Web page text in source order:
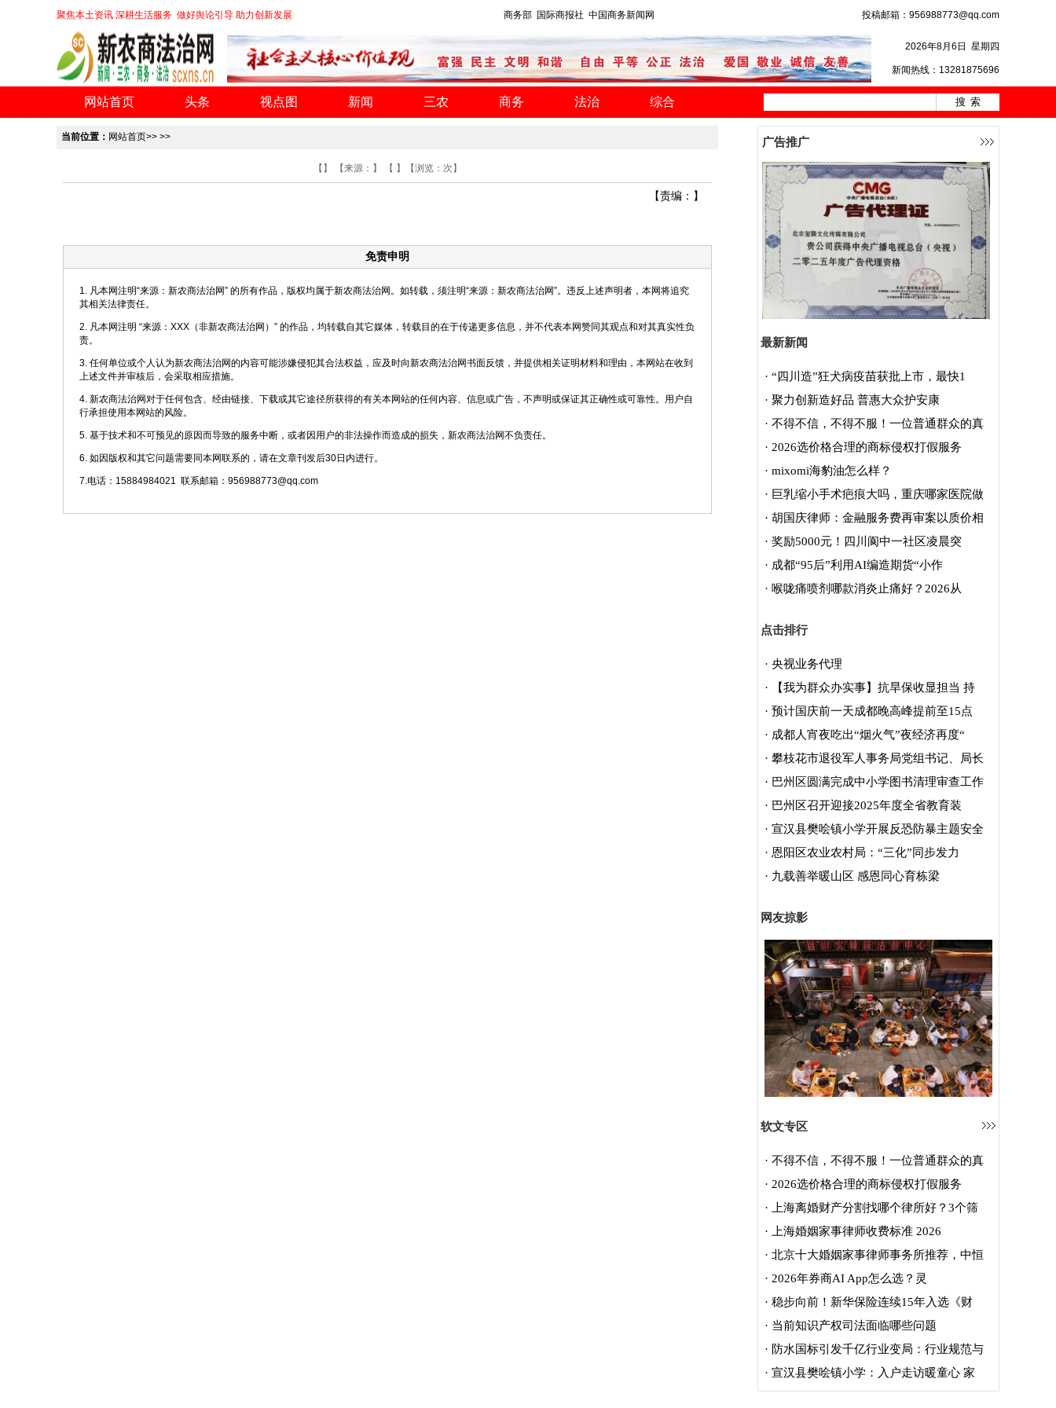
聚焦本土资讯 深耕生活服务 做好舆论引导 助力创新发展 商务部 国际商报社 中国商务新闻网 投稿邮箱：956988773@qq.com
2026年8月6日 星期四
新闻热线：13281875696
网站首页 头条 视点图 新闻 三农 商务 法治 综合
当前位置： 网站首页>> >>
【】 【来源：】 【 】【浏览： 次】
【责编：】
免责申明
1. 凡本网注明“来源：新农商法治网” 的所有作品，版权均属于新农商法治网。如转载，须注明“来源：新农商法治网”。违反上述声明者，本网将追究
其相关法律责任。
2. 凡本网注明 “来源：XXX（非新农商法治网）” 的作品，均转载自其它媒体，转载目的在于传递更多信息，并不代表本网赞同其观点和对其真实性负
责。
3. 任何单位或个人认为新农商法治网的内容可能涉嫌侵犯其合法权益，应及时向新农商法治网书面反馈，并提供相关证明材料和理由，本网站在收到
上述文件并审核后，会采取相应措施。
4. 新农商法治网对于任何包含、经由链接、下载或其它途径所获得的有关本网站的任何内容、信息或广告，不声明或保证其正确性或可靠性。用户自
行承担使用本网站的风险。
5. 基于技术和不可预见的原因而导致的服务中断，或者因用户的非法操作而造成的损失，新农商法治网不负责任。
6. 如因版权和其它问题需要同本网联系的，请在文章刊发后30日内进行。
7.电话：15884984021 联系邮箱：956988773@qq.com
广告推广
最新新闻
· “四川造”狂犬病疫苗获批上市，最快1
· 聚力创新造好品 普惠大众护安康
· 不得不信，不得不服！一位普通群众的真
· 2026选价格合理的商标侵权打假服务
· mixomi海豹油怎么样？
· 巨乳缩小手术疤痕大吗，重庆哪家医院做
· 胡国庆律师：金融服务费再审案以质价相
· 奖励5000元！四川阆中一社区凌晨突
· 成都“95后”利用AI编造期货“小作
· 喉咙痛喷剂哪款消炎止痛好？2026从
点击排行
· 央视业务代理
·
【我为群众办实事】抗旱保收显担当 持
· 预计国庆前一天成都晚高峰提前至15点
· 成都人宵夜吃出“烟火气”夜经济再度“
· 攀枝花市退役军人事务局党组书记、局长
· 巴州区圆满完成中小学图书清理审查工作
· 巴州区召开迎接2025年度全省教育装
· 宣汉县樊哙镇小学开展反恐防暴主题安全
· 恩阳区农业农村局：“三化”同步发力
· 九载善举暖山区 感恩同心育栋梁
网友掠影
软文专区
· 不得不信，不得不服！一位普通群众的真
· 2026选价格合理的商标侵权打假服务
·
上海离婚财产分割找哪个律所好？3个筛
·
上海婚姻家事律师收费标准 2026
· 北京十大婚姻家事律师事务所推荐，中恒
· 2026年券商AI App怎么选？灵
· 稳步向前！新华保险连续15年入选《财
· 当前知识产权司法面临哪些问题
· 防水国标引发千亿行业变局：行业规范与
· 宣汉县樊哙镇小学：入户走访暖童心 家